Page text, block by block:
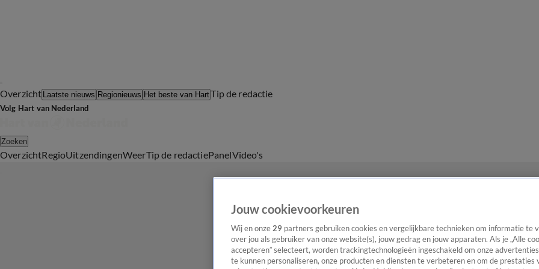
Overzicht Laatste nieuws Regionieuws Het beste van HartTip de redactie
Volg Hart van Nederland
Zoeken
OverzichtRegioUitzendingenWeerTip de redactiePanelVideo's
Jouw cookievoorkeuren
Wij en onze 29 partners gebruiken cookies en vergelijkbare technieken om informatie te
over jou als gebruiker van onze website(s), jouw gedrag en jouw apparaten. Als je „Alle
accepteren” selecteert, worden trackingtechnologieën ingeschakeld om onze
te kunnen personaliseren, onze producten en diensten te verbeteren en om de prestaties